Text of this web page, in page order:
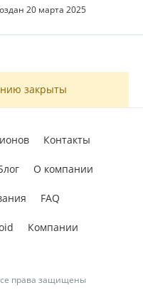
20 марта 2025
закрыты
права защищены
Контакты
О компании
FAQ
Компании